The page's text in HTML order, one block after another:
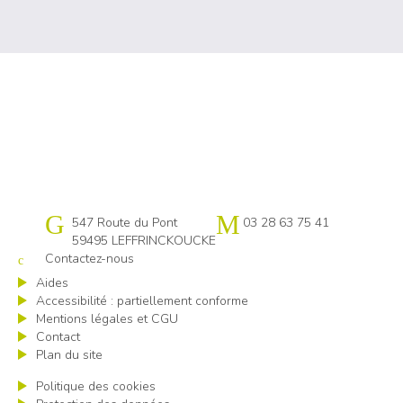
Cap emploi 59-62 Flandres littoral
547 Route du Pont
59495 LEFFRINCKOUCKE
03 28 63 75 41
Contactez-nous
Aides
Accessibilité : partiellement conforme
Mentions légales et CGU
Contact
Plan du site
Politique des cookies